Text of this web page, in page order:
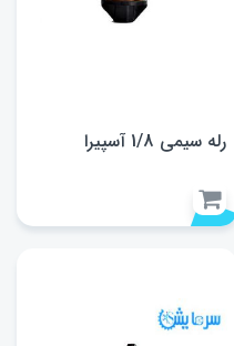
رله سیمی 1/8 آسپیرا